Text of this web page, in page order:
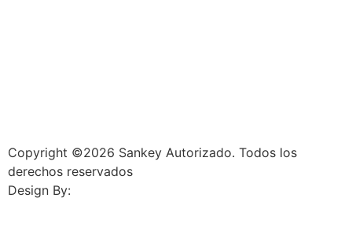
Copyright ©2026 Sankey Autorizado. Todos los
derechos reservados
Design By: